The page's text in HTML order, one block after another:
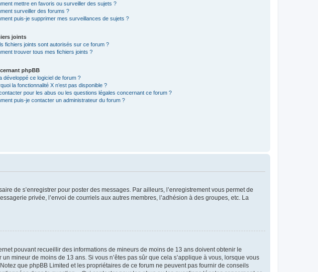
mettre en favoris ou surveiller des sujets ?
surveiller des forums ?
puis-je supprimer mes surveillances de sujets ?
joints
fichiers joints sont autorisés sur ce forum ?
trouver tous mes fichiers joints ?
phpBB
développé ce logiciel de forum ?
la fonctionnalité X n’est pas disponible ?
pour les abus ou les questions légales concernant ce forum ?
puis-je contacter un administrateur du forum ?
de s’enregistrer pour poster des messages. Par ailleurs, l’enregistrement vous permet de
privée, l’envoi de courriels aux autres membres, l’adhésion à des groupes, etc. La
pouvant recueillir des informations de mineurs de moins de 13 ans doivent obtenir le
mineur de moins de 13 ans. Si vous n’êtes pas sûr que cela s’applique à vous, lorsque vous
que phpBB Limited et les propriétaires de ce forum ne peuvent pas fournir de conseils